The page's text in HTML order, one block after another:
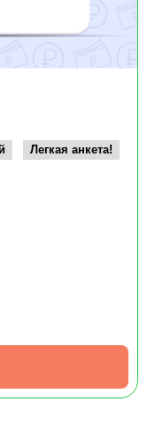
Легкая анкета!